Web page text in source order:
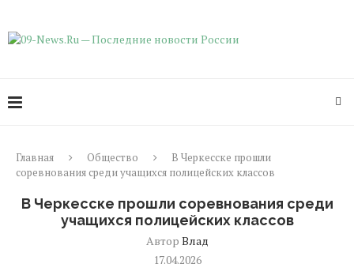
Главная Общество
В Черкесске прошли
соревнования среди учащихся полицейских классов
В Черкесске прошли соревнования среди
учащихся полицейских классов
Автор Влад
17.04.2026